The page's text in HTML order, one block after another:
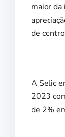
maior da
de
A Selic
2023
de 2%